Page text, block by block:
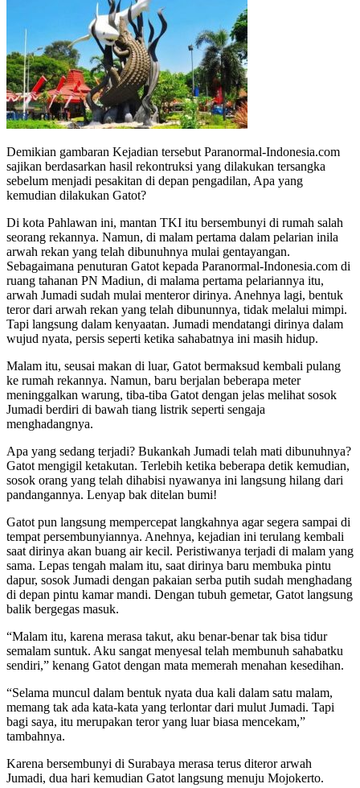
Demikian gambaran Kejadian tersebut Paranormal-Indonesia.com
sajikan berdasarkan hasil rekontruksi yang dilakukan tersangka
sebelum menjadi pesakitan di depan pengadilan, Apa yang
kemudian dilakukan Gatot?
Di kota Pahlawan ini, mantan TKI itu bersembunyi di rumah salah
seorang rekannya. Namun, di malam pertama dalam pelarian inila
arwah rekan yang telah dibunuhnya mulai gentayangan.
Sebagaimana penuturan Gatot kepada Paranormal-Indonesia.com di
ruang tahanan PN Madiun, di malama pertama pelariannya itu,
arwah Jumadi sudah mulai menteror dirinya. Anehnya lagi, bentuk
teror dari arwah rekan yang telah dibununnya, tidak melalui mimpi.
Tapi langsung dalam kenyaatan. Jumadi mendatangi dirinya dalam
wujud nyata, persis seperti ketika sahabatnya ini masih hidup.
Malam itu, seusai makan di luar, Gatot bermaksud kembali pulang
ke rumah rekannya. Namun, baru berjalan beberapa meter
meninggalkan warung, tiba-tiba Gatot dengan jelas melihat sosok
Jumadi berdiri di bawah tiang listrik seperti sengaja
menghadangnya.
Apa yang sedang terjadi? Bukankah Jumadi telah mati dibunuhnya?
Gatot mengigil ketakutan. Terlebih ketika beberapa detik kemudian,
sosok orang yang telah dihabisi nyawanya ini langsung hilang dari
pandangannya. Lenyap bak ditelan bumi!
Gatot pun langsung mempercepat langkahnya agar segera sampai di
tempat persembunyiannya. Anehnya, kejadian ini terulang kembali
saat dirinya akan buang air kecil. Peristiwanya terjadi di malam yang
sama. Lepas tengah malam itu, saat dirinya baru membuka pintu
dapur, sosok Jumadi dengan pakaian serba putih sudah menghadang
di depan pintu kamar mandi. Dengan tubuh gemetar, Gatot langsung
balik bergegas masuk.
“Malam itu, karena merasa takut, aku benar-benar tak bisa tidur
semalam suntuk. Aku sangat menyesal telah membunuh sahabatku
sendiri,” kenang Gatot dengan mata memerah menahan kesedihan.
“Selama muncul dalam bentuk nyata dua kali dalam satu malam,
memang tak ada kata-kata yang terlontar dari mulut Jumadi. Tapi
bagi saya, itu merupakan teror yang luar biasa mencekam,”
tambahnya.
Karena bersembunyi di Surabaya merasa terus diteror arwah
Jumadi, dua hari kemudian Gatot langsung menuju Mojokerto.